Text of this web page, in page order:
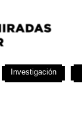
Investigación